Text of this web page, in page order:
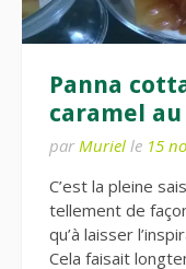
Panna
caramel
par Muriel le 15
C’est la pleine
tellement de
qu’à laisser
Cela faisait